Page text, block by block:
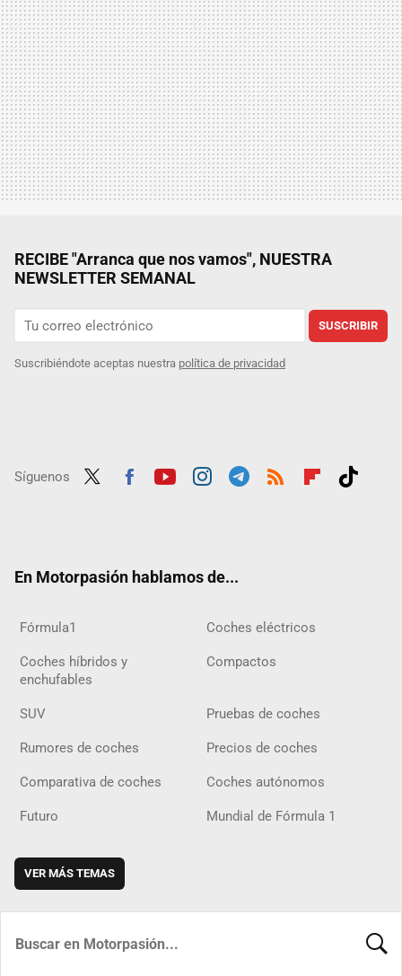
RECIBE "Arranca que nos vamos", NUESTRA
NEWSLETTER SEMANAL
SUSCRIBIR
Suscribiéndote aceptas nuestra política de privacidad
Síguenos
En Motorpasión hablamos de...
Fórmula1 Coches eléctricos
Coches híbridos y
enchufables
Compactos
SUV Pruebas de coches
Rumores de coches Precios de coches
Comparativa de coches Coches autónomos
Futuro Mundial de Fórmula 1
VER MÁS TEMAS